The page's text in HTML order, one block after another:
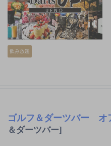
飲み放題
ゴルフ＆ダーツバー オ
＆ダーツバー]